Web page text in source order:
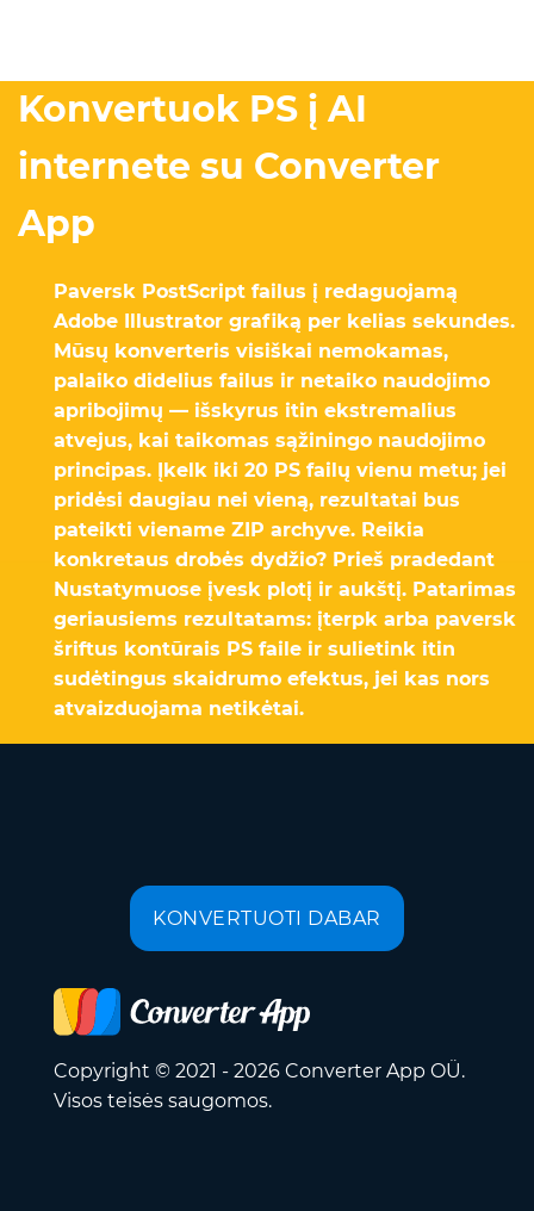
Konvertuok PS į AI
internete su Converter
App
Paversk PostScript failus į redaguojamą
Adobe Illustrator grafiką per kelias sekundes.
Mūsų konverteris visiškai nemokamas,
palaiko didelius failus ir netaiko naudojimo
apribojimų — išskyrus itin ekstremalius
atvejus, kai taikomas sąžiningo naudojimo
principas. Įkelk iki 20 PS failų vienu metu; jei
pridėsi daugiau nei vieną, rezultatai bus
pateikti viename ZIP archyve. Reikia
konkretaus drobės dydžio? Prieš pradedant
Nustatymuose įvesk plotį ir aukštį. Patarimas
geriausiems rezultatams: įterpk arba paversk
šriftus kontūrais PS faile ir sulietink itin
sudėtingus skaidrumo efektus, jei kas nors
atvaizduojama netikėtai.
KONVERTUOTI DABAR
Copyright © 2021 - 2026 Converter App OÜ.
Visos teisės saugomos.